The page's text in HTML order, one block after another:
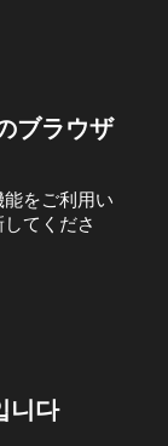
ブラウザ
をご利用い
てくださ
니다